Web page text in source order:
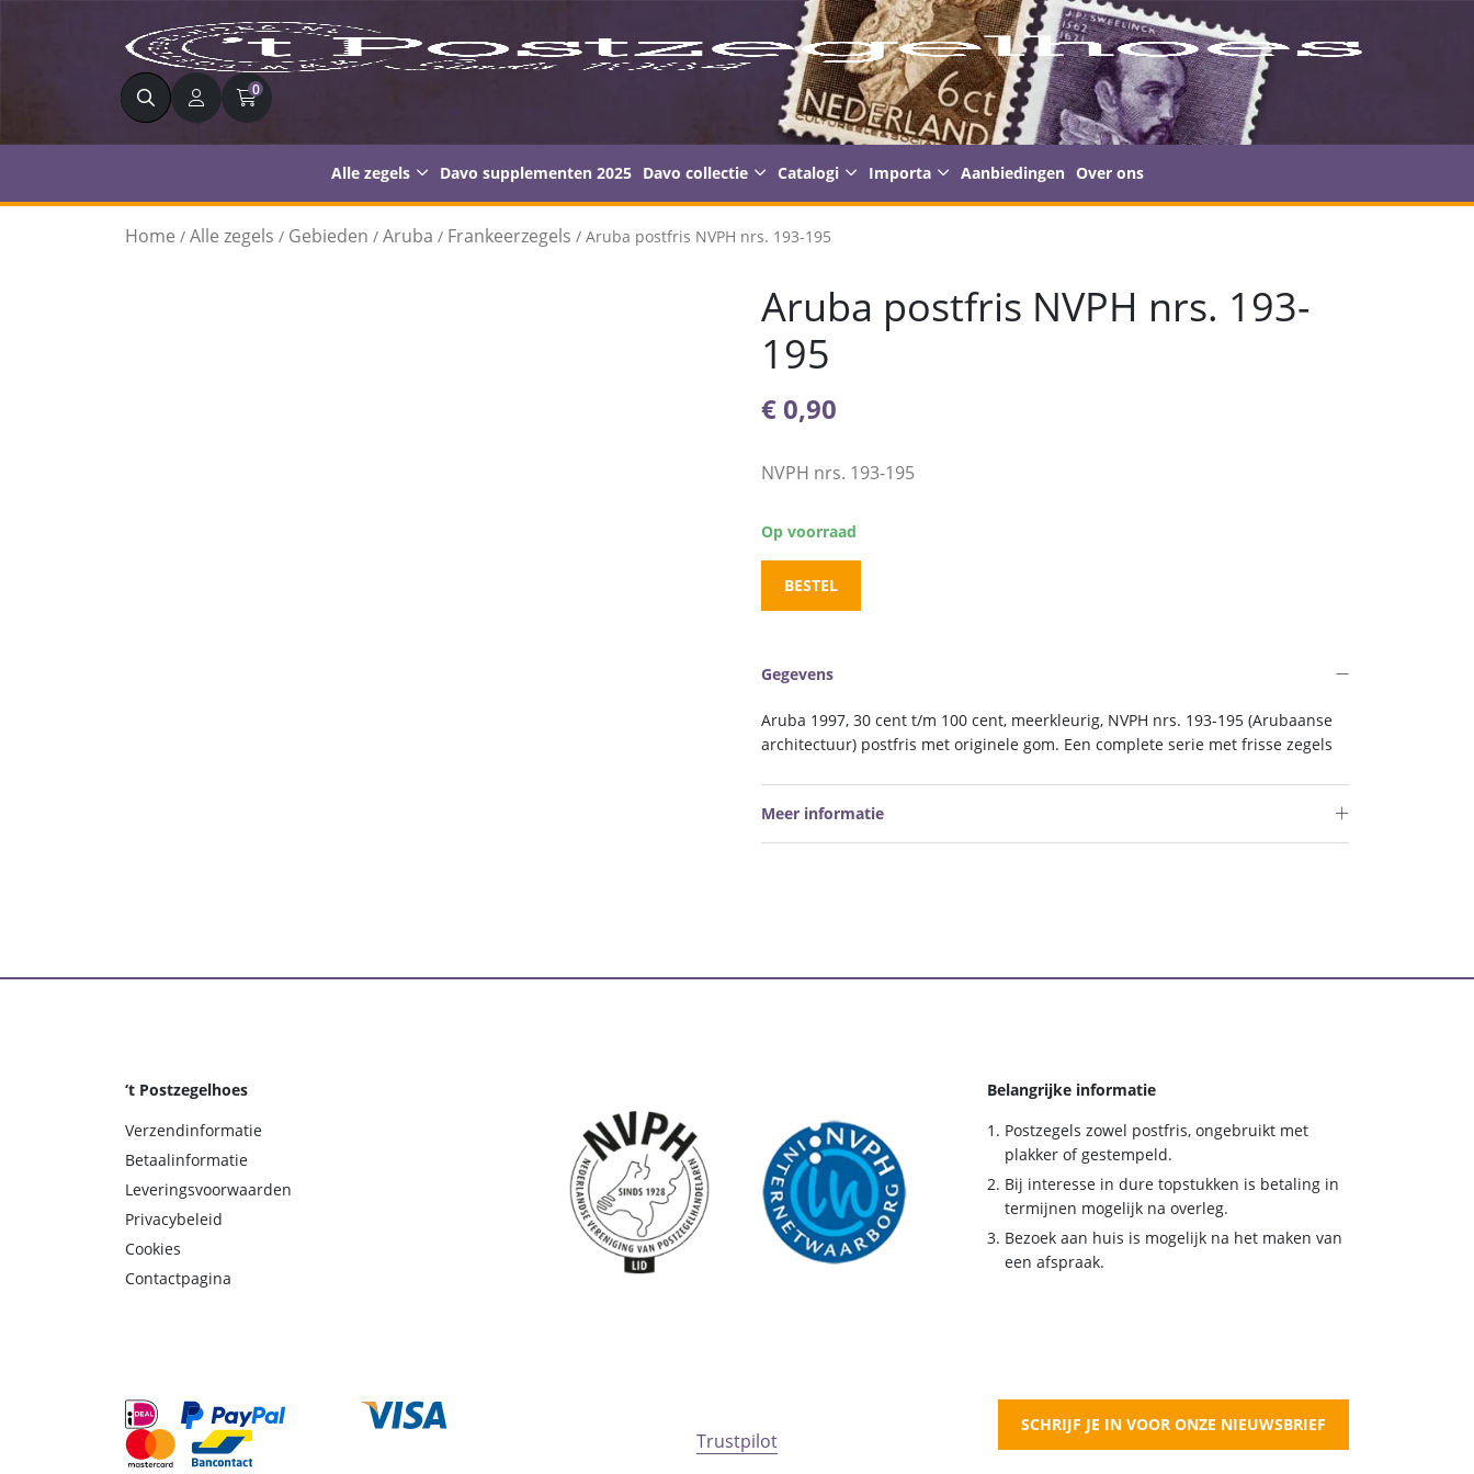
Zoeken 0
Alle zegels Davo supplementen 2025 Davo collectie Catalogi Importa Aanbiedingen Over ons
Home / Alle zegels / Gebieden / Aruba / Frankeerzegels / Aruba postfris NVPH nrs. 193-195
Aruba postfris NVPH nrs. 193-
195
€ 0,90
NVPH nrs. 193-195
Op voorraad
BESTEL
Gegevens
Aruba 1997, 30 cent t/m 100 cent, meerkleurig, NVPH nrs. 193-195 (Arubaanse
architectuur) postfris met originele gom. Een complete serie met frisse zegels
Meer informatie
‘t Postzegelhoes
Verzendinformatie
Betaalinformatie
Leveringsvoorwaarden
Privacybeleid
Cookies
Contactpagina
Belangrijke informatie
Postzegels zowel postfris, ongebruikt met
plakker of gestempeld.
Bij interesse in dure topstukken is betaling in
termijnen mogelijk na overleg.
Bezoek aan huis is mogelijk na het maken van
een afspraak.
Trustpilot
SCHRIJF JE IN VOOR ONZE NIEUWSBRIEF